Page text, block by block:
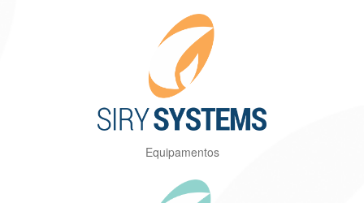
Equipamentos